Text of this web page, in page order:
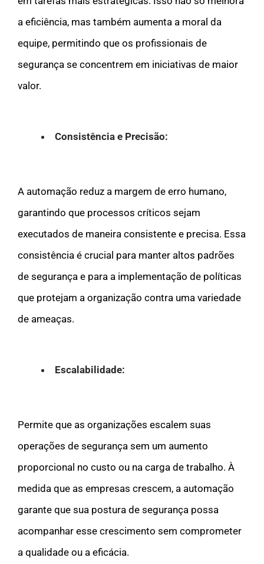
a eficiência, mas também aumenta a moral da
equipe, permitindo que os profissionais de
segurança se concentrem em iniciativas de maior
valor.
Consistência e Precisão:
A automação reduz a margem de erro humano,
garantindo que processos críticos sejam
executados de maneira consistente e precisa. Essa
consistência é crucial para manter altos padrões
de segurança e para a implementação de políticas
que protejam a organização contra uma variedade
de ameaças.
Escalabilidade:
Permite que as organizações escalem suas
operações de segurança sem um aumento
proporcional no custo ou na carga de trabalho. À
medida que as empresas crescem, a automação
garante que sua postura de segurança possa
acompanhar esse crescimento sem comprometer
a qualidade ou a eficácia.